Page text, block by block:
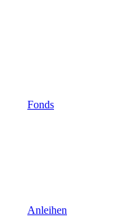
Fonds
Anleihen